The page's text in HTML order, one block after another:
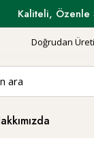
Kaliteli, Özenle
Doğrudan